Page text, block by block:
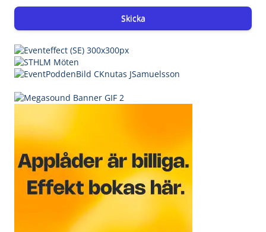
Skicka